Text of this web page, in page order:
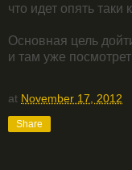
что идет опять
Основная цель
и там уже
at November 17, 2012
Share